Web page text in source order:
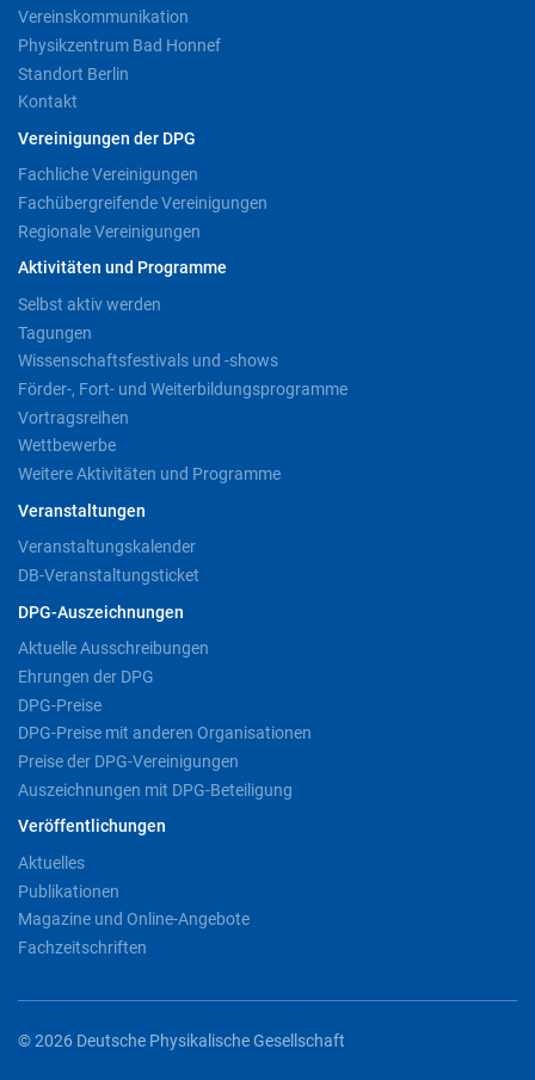
Vereinskommunikation
Physikzentrum Bad Honnef
Standort Berlin
Kontakt
Vereinigungen der DPG
Fachliche Vereinigungen
Fachübergreifende Vereinigungen
Regionale Vereinigungen
Aktivitäten und Programme
Selbst aktiv werden
Tagungen
Wissenschaftsfestivals und -shows
Förder-, Fort- und Weiterbildungsprogramme
Vortragsreihen
Wettbewerbe
Weitere Aktivitäten und Programme
Veranstaltungen
Veranstaltungskalender
DB-Veranstaltungsticket
DPG-Auszeichnungen
Aktuelle Ausschreibungen
Ehrungen der DPG
DPG-Preise
DPG-Preise mit anderen Organisationen
Preise der DPG-Vereinigungen
Auszeichnungen mit DPG-Beteiligung
Veröffentlichungen
Aktuelles
Publikationen
Magazine und Online-Angebote
Fachzeitschriften
© 2026 Deutsche Physikalische Gesellschaft